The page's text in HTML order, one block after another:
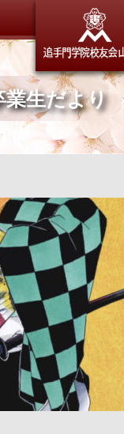
会
ト委員会
業生だより